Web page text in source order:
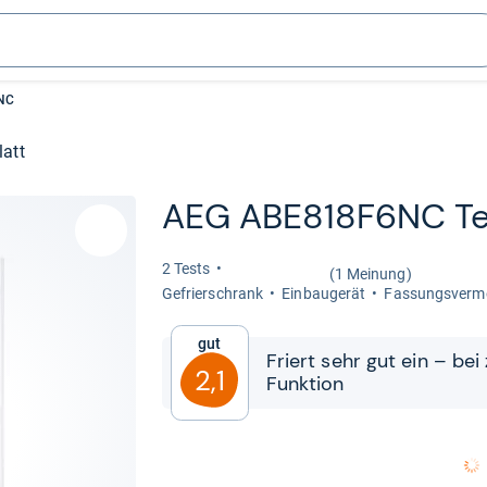
AEG ABE818F6NC
2 Tests
(1 Meinung)
Gefrier­schrank
Ein­bau­ge­rät
Gut
2,1
Friert sehr gut ein –
Funk­tion